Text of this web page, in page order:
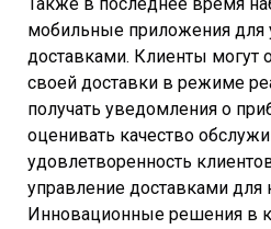
Также в последнее время
мобильные приложения для
доставками. Клиенты могут
своей доставки в режиме
получать уведомления о
оценивать качество
удовлетворенность
управление доставками для
Инновационные решения в